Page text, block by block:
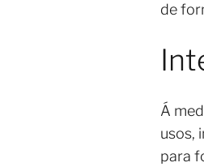
de
Á
usos,
para